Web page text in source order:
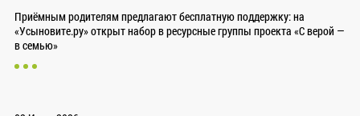
Приёмным родителям предлагают бесплатную поддержку: на
«Усыновите.ру» открыт набор в ресурсные группы проекта «С верой —
в семью»